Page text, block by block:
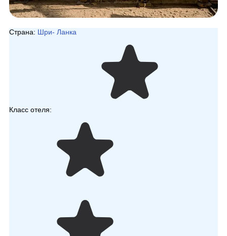
Страна: Шри- Ланка
Класс отеля: